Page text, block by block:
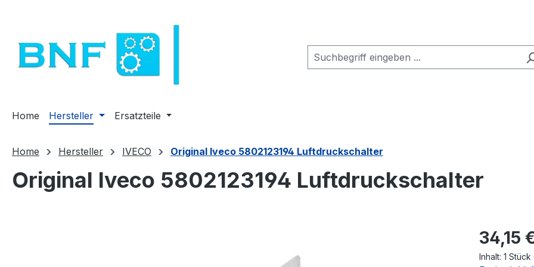
Home Hersteller Ersatzteile
Home Hersteller IVECO Original Iveco 5802123194 Luftdruckschalter
Original Iveco 5802123194 Luftdruckschalter
Regulärer
34,15
Inhalt: 1 Stück